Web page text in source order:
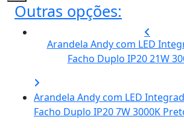
Outras opções:
Arandela Andy com LED
Facho Duplo IP20 21W
Arandela Andy com LED
Facho Duplo IP20 7W 3000K